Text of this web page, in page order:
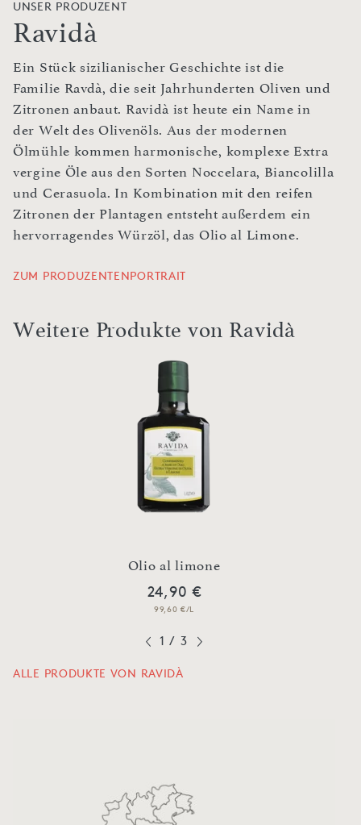
UNSER PRODUZENT
Ravidà
Ein Stück sizilianischer Geschichte ist die
Familie Ravdà, die seit Jahrhunderten Oliven und
Zitronen anbaut. Ravidà ist heute ein Name in
der Welt des Olivenöls. Aus der modernen
Ölmühle kommen harmonische, komplexe Extra
vergine Öle aus den Sorten Noccelara, Biancolilla
und Cerasuola. In Kombination mit den reifen
Zitronen der Plantagen entsteht außerdem ein
hervorragendes Würzöl, das Olio al Limone.
ZUM PRODUZENTENPORTRAIT
Weitere Produkte von Ravidà
Olio al limone
24,90 €
99,60 €/L
1 / 3
ALLE PRODUKTE VON RAVIDÀ